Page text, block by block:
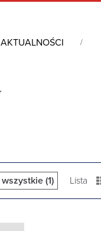
AKTUALNOŚCI
wszystkie (1) Lista